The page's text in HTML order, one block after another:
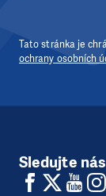
Tato stránka je
ochrany osobních
Sledujte